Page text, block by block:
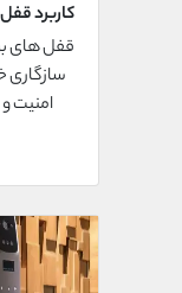
کاربرد
هوشمند
قفل های
سازگاری
امنیت